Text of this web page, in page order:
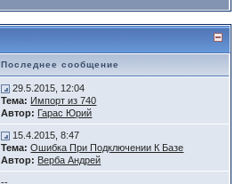
Последнее сообщение
29.5.2015, 12:04
Тема: Импорт из 740
Автор: Гарас Юрий
15.4.2015, 8:47
Тема: Ошибка При Подключении К Базе
Автор: Верба Андрей